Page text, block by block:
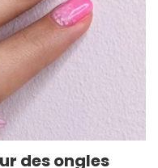
des ongles